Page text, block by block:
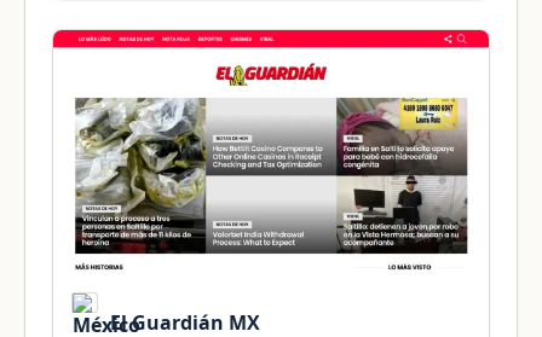
El Guardián MX